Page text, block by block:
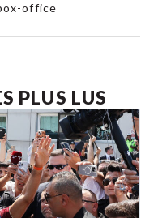
office
PLUS LUS